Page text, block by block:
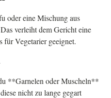
oder eine Mischung aus
verleiht dem Gericht eine
für Vegetarier geeignet.
**Garnelen oder Muscheln**
nicht zu lange gegart